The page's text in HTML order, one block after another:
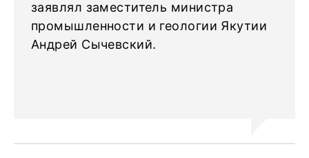
заявлял заместитель министра
промышленности и геологии Якутии
Андрей Сычевский.